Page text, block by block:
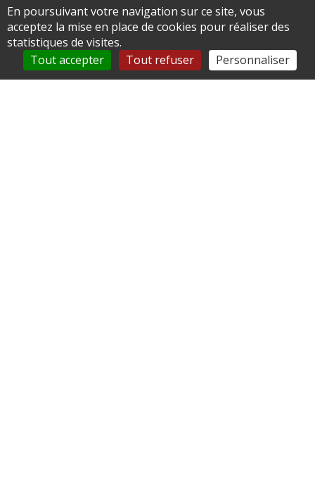
En poursuivant votre navigation sur ce site, vous
acceptez la mise en place de cookies pour réaliser des
statistiques de visites.
Tout accepter
Tout refuser Personnaliser